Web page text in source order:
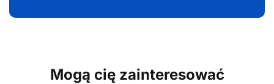
Mogą cię zainteresować